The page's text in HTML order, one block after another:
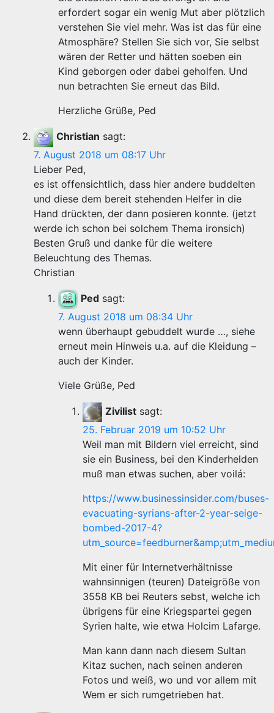
erfordert sogar ein wenig Mut aber plötzlich
verstehen Sie viel mehr. Was ist das für eine
Atmosphäre? Stellen Sie sich vor, Sie selbst
wären der Retter und hätten soeben ein
Kind geborgen oder dabei geholfen. Und
nun betrachten Sie erneut das Bild.
Herzliche Grüße, Ped
Christian sagt:
7. August 2018 um 08:17 Uhr
Lieber Ped,
es ist offensichtlich, dass hier andere buddelten
und diese dem bereit stehenden Helfer in die
Hand drückten, der dann posieren konnte. (jetzt
werde ich schon bei solchem Thema ironsich)
Besten Gruß und danke für die weitere
Beleuchtung des Themas.
Christian
Ped sagt:
7. August 2018 um 08:34 Uhr
wenn überhaupt gebuddelt wurde …, siehe
erneut mein Hinweis u.a. auf die Kleidung –
auch der Kinder.
Viele Grüße, Ped
Zivilist sagt:
25. Februar 2019 um 10:52 Uhr
Weil man mit Bildern viel erreicht, sind
sie ein Business, bei den Kinderhelden
muß man etwas suchen, aber voilá:
https://www.businessinsider.com/buses-
evacuating-syrians-after-2-year-seige-
bombed-2017-4?
Mit einer für Internetverhältnisse
wahnsinnigen (teuren) Dateigröße von
3558 KB bei Reuters sebst, welche ich
übrigens für eine Kriegspartei gegen
Syrien halte, wie etwa Holcim Lafarge.
Man kann dann nach diesem Sultan
Kitaz suchen, nach seinen anderen
Fotos und weiß, wo und vor allem mit
Wem er sich rumgetrieben hat.